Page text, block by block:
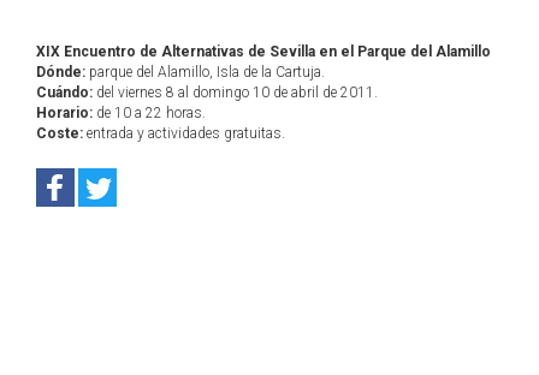
XIX Encuentro de Alternativas de Sevilla en el Parque del Alamillo
Dónde: parque del Alamillo, Isla de la Cartuja.
Cuándo: del viernes 8 al domingo 10 de abril de 2011.
Horario: de 10 a 22 horas.
Coste: entrada y actividades gratuitas.